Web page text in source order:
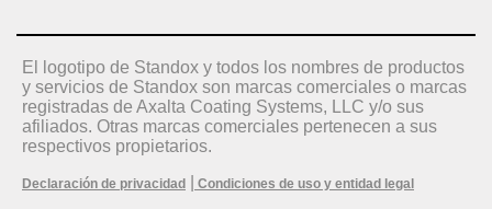
El logotipo de Standox y todos los nombres de productos
y servicios de Standox son marcas comerciales o marcas
registradas de Axalta Coating Systems, LLC y/o sus
afiliados. Otras marcas comerciales pertenecen a sus
respectivos propietarios.
Declaración de privacidad Condiciones de uso y entidad legal